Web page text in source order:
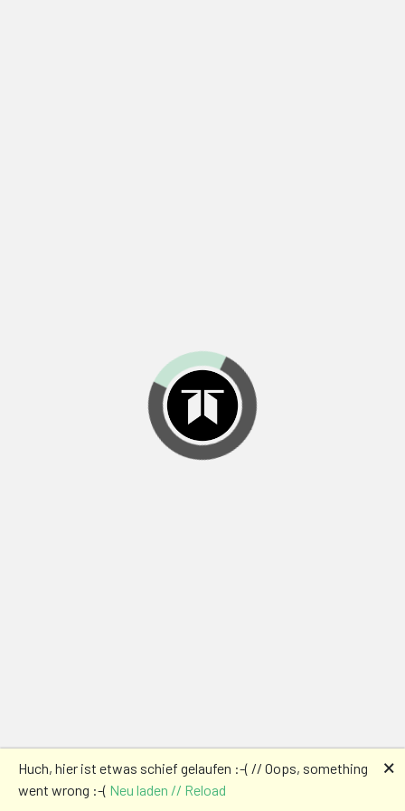
Huch, hier ist etwas schief gelaufen :-( // Oops, something
went wrong :-( Neu laden // Reload
🗙